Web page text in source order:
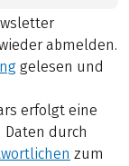
abmelden.
gelesen und
erfolgt eine
durch
zum